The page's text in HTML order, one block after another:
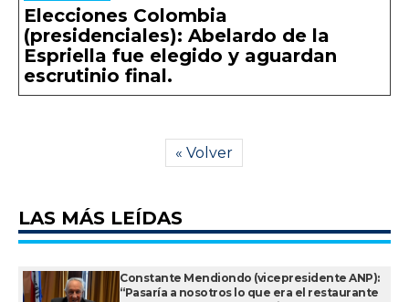
Elecciones Colombia
(presidenciales): Abelardo de la
Espriella fue elegido y aguardan
escrutinio final.
« Volver
LAS MÁS LEÍDAS
Constante Mendiondo (vicepresidente ANP):
“Pasaría a nosotros lo que era el restaurante